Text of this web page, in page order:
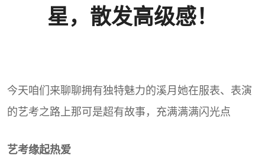
星，散发高级感！
今天咱们来聊聊拥有独特魅力的溪月她在服表、表演
的艺考之路上那可是超有故事，充满满满闪光点
艺考缘起热爱